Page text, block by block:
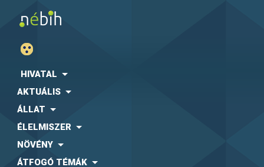
HIVATAL
AKTUÁLIS
ÁLLAT
ÉLELMISZER
NÖVÉNY
ÁTFOGÓ TÉMÁK